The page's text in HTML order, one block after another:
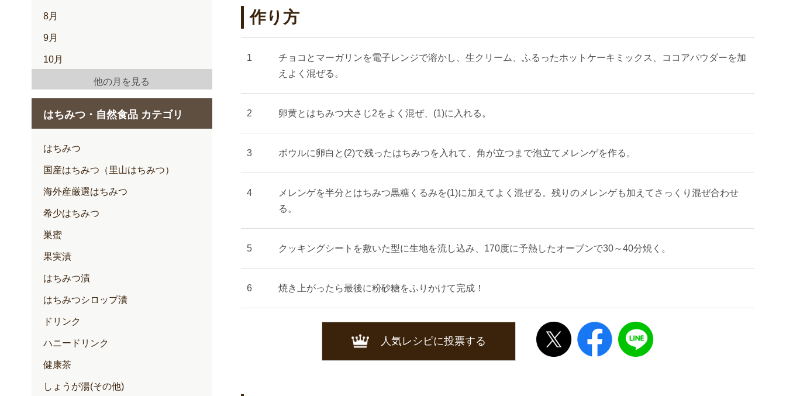
作り方
チョコとマーガリンを電子レンジで溶かし、生クリーム、ふるったホットケーキミックス、ココアパウダーを加
えよく混ぜる。
卵黄とはちみつ大さじ2をよく混ぜ、(1)に入れる。
ボウルに卵白と(2)で残ったはちみつを入れて、角が立つまで泡立てメレンゲを作る。
メレンゲを半分とはちみつ黒糖くるみを(1)に加えてよく混ぜる。残りのメレンゲも加えてさっくり混ぜ合わせ
る。
クッキングシートを敷いた型に生地を流し込み、170度に予熱したオーブンで30～40分焼く。
焼き上がったら最後に粉砂糖をふりかけて完成！
人気レシピに投票する
8月
9月
10月
2月
3月
4月
5月
6月
7月
他の月を見る
はちみつ・自然食品 カテゴリ
はちみつ
国産はちみつ（里山はちみつ）
海外産厳選はちみつ
希少はちみつ
巣蜜
果実漬
はちみつ漬
はちみつシロップ漬
ドリンク
ハニードリンク
健康茶
しょうが湯(その他)